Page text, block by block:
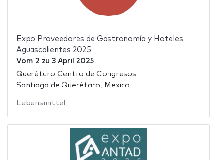
Expo Proveedores de Gastronomía y Hoteles |
Aguascalientes 2025
Vom 2 zu 3 April 2025
Querétaro Centro de Congresos
Santiago de Querétaro, Mexico
Lebensmittel